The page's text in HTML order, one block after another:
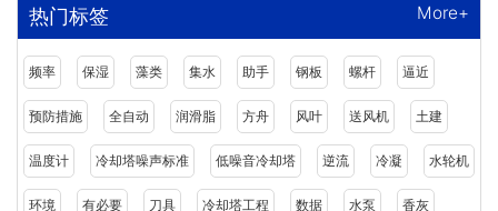
热门标签 More+
频率 保湿 藻类 集水 助手 钢板 螺杆 逼近
预防措施 全自动 润滑脂 方舟 风叶 送风机 土建
温度计 冷却塔噪声标准 低噪音冷却塔 逆流 冷凝 水轮机
环境 有必要 刀具 冷却塔工程 数据 水泵 香灰